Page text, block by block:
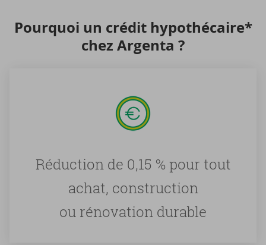
Pour­quoi un cré­dit hy­po­thé­caire*
chez Argenta ?
Réduction de 0,15 % pour tout
achat, construction
ou rénovation durable